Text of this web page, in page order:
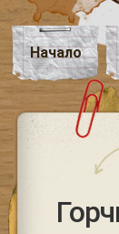
Начало